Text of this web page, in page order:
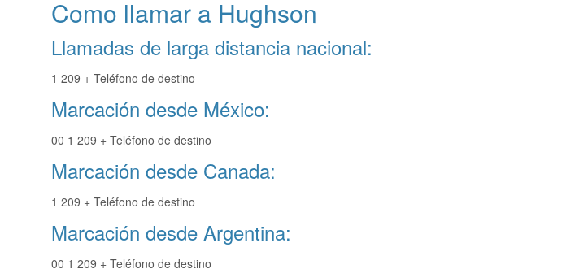
Como llamar a Hughson
Llamadas de larga distancia nacional:
1 209 + Teléfono de destino
Marcación desde México:
00 1 209 + Teléfono de destino
Marcación desde Canada:
1 209 + Teléfono de destino
Marcación desde Argentina:
00 1 209 + Teléfono de destino